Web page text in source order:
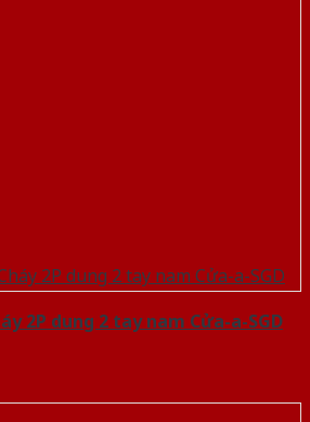
2P dung 2 tay nam Cửa-a-SGD